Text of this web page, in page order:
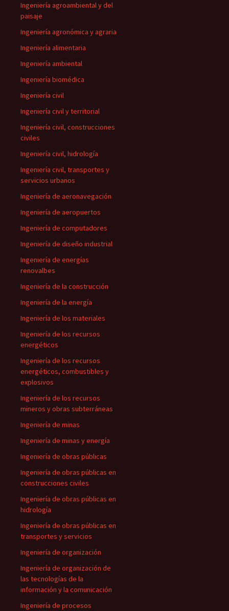
Ingeniería agroambiental y del
paisaje
Ingeniería agronómica y agraria
Ingeniería alimentaria
Ingeniería ambiental
Ingeniería biomédica
Ingeniería civil
Ingeniería civil y territorial
Ingeniería civil, construcciones
civiles
Ingeniería civil, hidrología
Ingeniería civil, transportes y
servicios urbanos
Ingeniería de aeronavegación
Ingeniería de aeropuertos
Ingeniería de computadores
Ingeniería de diseño industrial
Ingeniería de energías
renovalbes
Ingeniería de la construcción
Ingeniería de la energía
Ingeniería de los materiales
Ingeniería de los recursos
energéticos
Ingeniería de los recursos
energéticos, combustibles y
explosivos
Ingeniería de los recursos
mineros y obras subterráneas
Ingeniería de minas
Ingeniería de minas y energía
Ingeniería de obras públicas
Ingeniería de obras públicas en
construcciones civiles
Ingeniería de obras públicas en
hidrología
Ingeniería de obras públicas en
transportes y servicios
Ingeniería de organización
Ingeniería de organización de
las tecnologías de la
información y la comunicación
Ingeniería de procesos